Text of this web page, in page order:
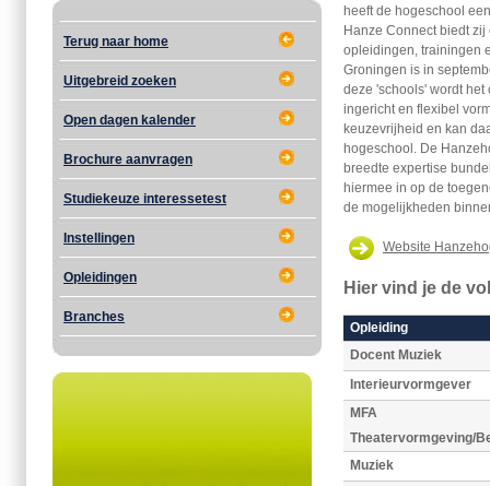
Terug naar home
Uitgebreid zoeken
Open dagen kalender
Brochure aanvragen
Studiekeuze interessetest
Instellingen
Opleidingen
Branches
heeft de hogeschool
Hanze Connect biedt
opleidingen, trainingen
Groningen is in
deze 'schools' wordt
ingericht en flexibel
keuzevrijheid en kan
hogeschool. De
breedte expertise
hiermee in op de
de mogelijkheden
Website
Hier vind je de
Opleiding
Docent Muziek
Interieurvormgever
MFA
Theatervormgeving/
Muziek